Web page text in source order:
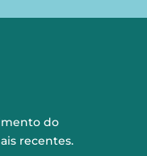
do
recentes.